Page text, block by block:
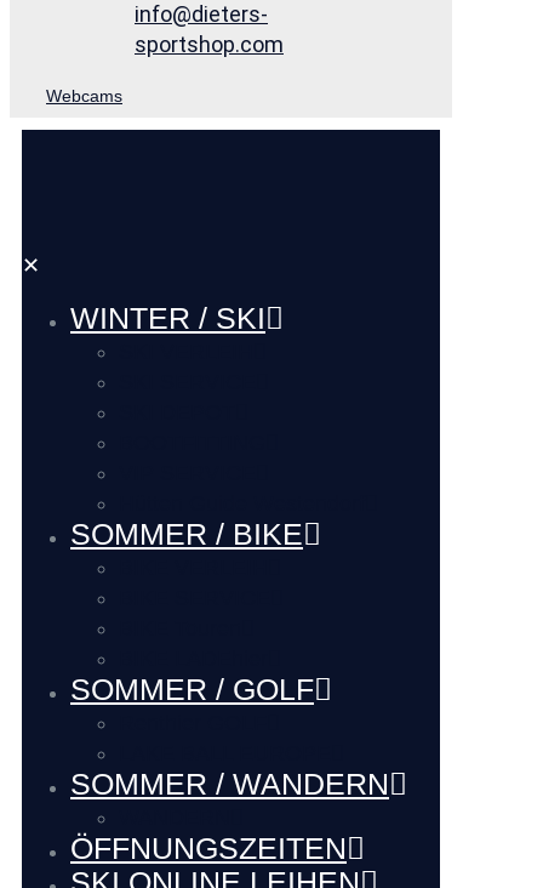
info@dieters-
sportshop.com
Webcams
✕
WINTER / SKI
SOMMER / BIKE
SOMMER / GOLF
SOMMER / WANDERN
ÖFFNUNGSZEITEN